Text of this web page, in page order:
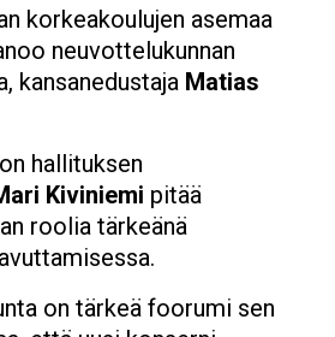
korkeakoulujen asemaa
neuvottelukunnan
kansanedustaja Matias
hallituksen
Kiviniemi pitää
roolia tärkeänä
on tärkeä foorumi sen